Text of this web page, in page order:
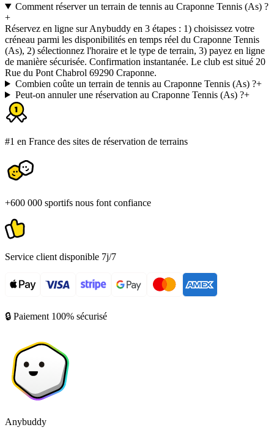
Comment réserver un terrain de tennis au Craponne Tennis (As) ?
+
Réservez en ligne sur Anybuddy en 3 étapes : 1) choisissez votre
créneau parmi les disponibilités en temps réel du Craponne Tennis
(As), 2) sélectionnez l'horaire et le type de terrain, 3) payez en ligne
de manière sécurisée. Confirmation instantanée. Le club est situé 20
Rue du Pont Chabrol 69290 Craponne.
Combien coûte un terrain de tennis au Craponne Tennis (As) ?+
Peut-on annuler une réservation au Craponne Tennis (As) ?+
#1 en France des sites de réservation de terrains
+600 000 sportifs nous font confiance
Service client disponible 7j/7
🔒 Paiement 100% sécurisé
Anybuddy